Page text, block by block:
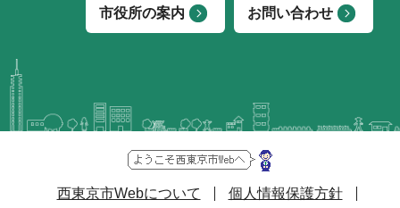
市役所の案内 お問い合わせ
西東京市Webについて 個人情報保護方針